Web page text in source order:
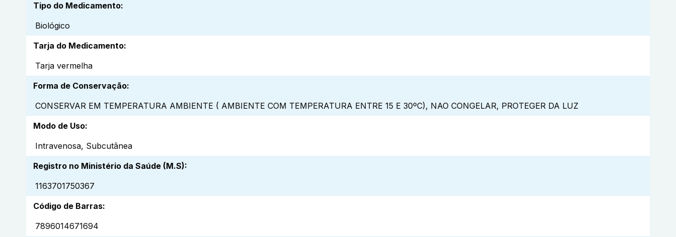
Tipo do Medicamento:
Biológico
Tarja do Medicamento:
Tarja vermelha
Forma de Conservação:
CONSERVAR EM TEMPERATURA AMBIENTE ( AMBIENTE COM TEMPERATURA ENTRE 15 E 30ºC), NAO CONGELAR, PROTEGER DA LUZ
Modo de Uso:
Intravenosa, Subcutânea
Registro no Ministério da Saúde (M.S):
1163701750367
Código de Barras:
7896014671694